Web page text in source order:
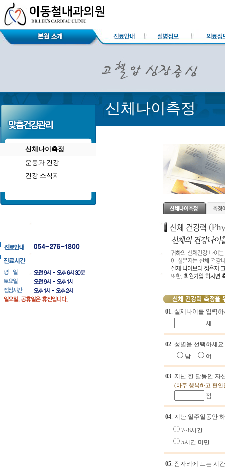
신체나이측정
운동과 건강
건강 소식지
신체나이측정
01. 실제나이를 입력
세
02. 성별을 선택하세요
남
여
03. 지난 한 달동안 자
(아주 행복하고 편안
점
04. 지난 일주일동안
7~8시간
5시간 미만
05. 잠자리에 드는 시